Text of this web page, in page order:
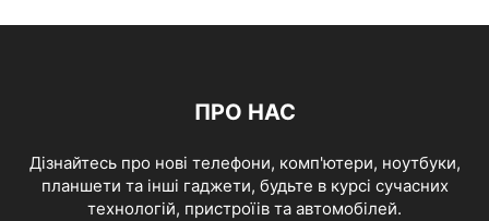
ПРО НАС
Дізнайтесь про нові телефони, комп'ютери, ноутбуки,
планшети та інші гаджети, будьте в курсі сучасних
технологій, пристроїів та автомобілей.